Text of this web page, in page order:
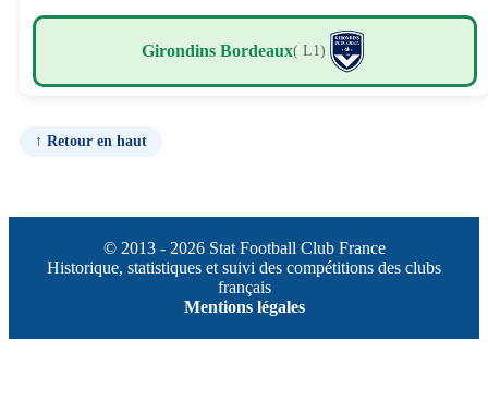
Girondins Bordeaux( L1)
↑ Retour en haut
© 2013 - 2026 Stat Football Club France
Historique, statistiques et suivi des compétitions des clubs
français
Mentions légales